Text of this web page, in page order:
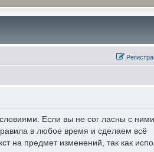
Если вы не сог ласны с ними,
в любое время и сделаем всё
на предмет изменений, так как